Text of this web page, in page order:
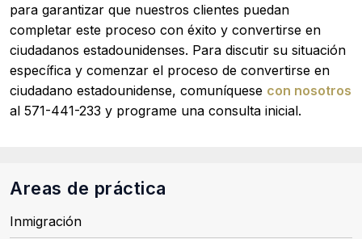
para garantizar que nuestros clientes puedan
completar este proceso con éxito y convertirse en
ciudadanos estadounidenses. Para discutir su situación
específica y comenzar el proceso de convertirse en
ciudadano estadounidense, comuníquese con nosotros
al 571-441-233 y programe una consulta inicial.
Areas de práctica
Inmigración